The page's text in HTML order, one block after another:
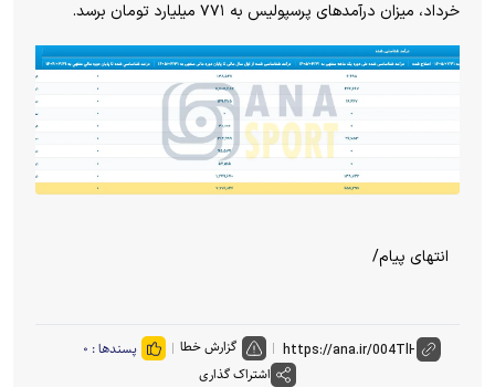
خرداد، میزان درآمدهای پرسپولیس به ۷۷۱ میلیارد تومان برسد.
انتهای پیام/
گزارش خطا پسندها : ۰
اشتراک گذاری